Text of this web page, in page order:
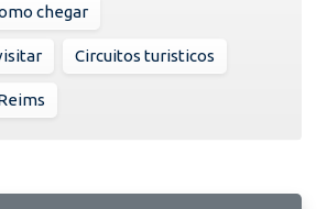
chegar
Circuitos turisticos